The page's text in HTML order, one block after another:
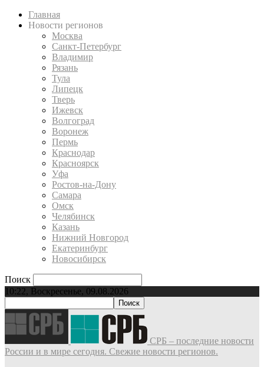
Главная
Новости регионов
Москва
Санкт-Петербург
Владимир
Рязань
Тула
Липецк
Тверь
Ижевск
Волгоград
Воронеж
Пермь
Краснодар
Красноярск
Уфа
Ростов-на-Дону
Самара
Омск
Челябинск
Казань
Нижний Новгород
Екатеринбург
Новосибирск
Поиск
10:22, Воскресенье, 09.08.2026
СРБ – последние новости
России и в мире сегодня. Свежие новости регионов.